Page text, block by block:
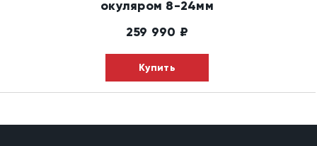
окуляром 8-24мм
259 990 ₽
Купить